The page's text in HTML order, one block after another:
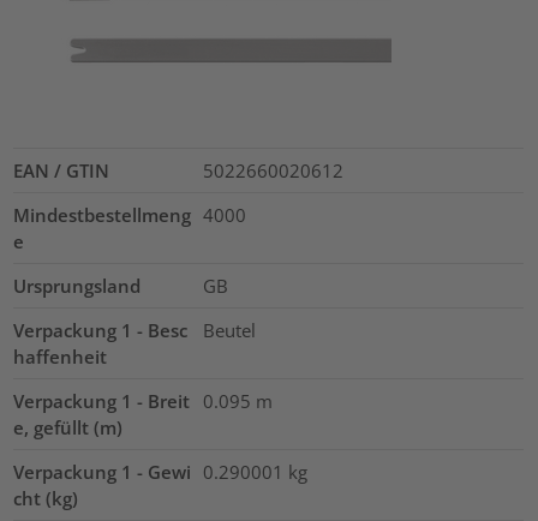
EAN / GTIN
5022660020612
Mindestbestellmeng
e
4000
Ursprungsland
GB
Verpackung 1 - Besc
haffenheit
Beutel
Verpackung 1 - Breit
e, gefüllt (m)
0.095 m
Verpackung 1 - Gewi
cht (kg)
0.290001 kg